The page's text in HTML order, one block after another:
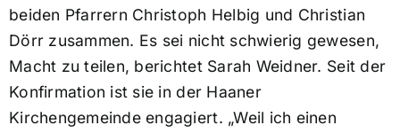
beiden Pfarrern Christoph Helbig und Christian
Dörr zusammen. Es sei nicht schwierig gewesen,
Macht zu teilen, berichtet Sarah Weidner. Seit der
Konfirmation ist sie in der Haaner
Kirchengemeinde engagiert. „Weil ich einen